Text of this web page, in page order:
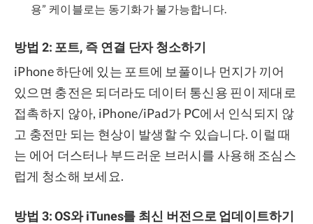
용” 케이블로는 동기화가 불가능합니다.
방법 2: 포트, 즉 연결 단자 청소하기
iPhone 하단에 있는 포트에 보풀이나 먼지가 끼어
있으면 충전은 되더라도 데이터 통신용 핀이 제대로
접촉하지 않아, iPhone/iPad가 PC에서 인식되지 않
고 충전만 되는 현상이 발생할 수 있습니다. 이럴 때
는 에어 더스터나 부드러운 브러시를 사용해 조심스
럽게 청소해 보세요.
방법 3: OS와 iTunes를 최신 버전으로 업데이트하기